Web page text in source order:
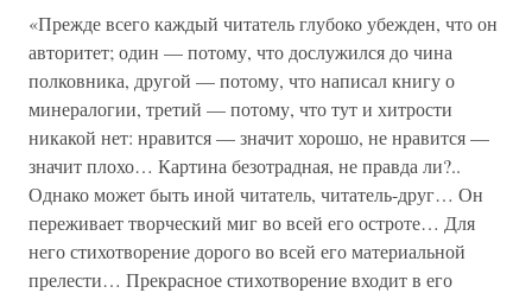
«Прежде всего каждый читатель глубоко убежден, что он
авторитет; один — потому, что дослужился до чина
полковника, другой — потому, что написал книгу о
минералогии, третий — потому, что тут и хитрости
никакой нет: нравится — значит хорошо, не нравится —
значит плохо… Картина безотрадная, не правда ли?..
Однако может быть иной читатель, читатель-друг… Он
переживает творческий миг во всей его остроте… Для
него стихотворение дорого во всей его материальной
прелести… Прекрасное стихотворение входит в его